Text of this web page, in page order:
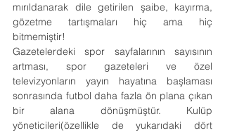
mırıldanarak dile getirilen şaibe, kayırma,
gözetme tartışmaları hiç ama hiç
bitmemiştir!
Gazetelerdeki spor sayfalarının sayısının
artması, spor gazeteleri ve özel
televizyonların yayın hayatına başlaması
sonrasında futbol daha fazla ön plana çıkan
bir alana dönüşmüştür. Kulüp
yöneticileri(özellikle de yukarıdaki dört